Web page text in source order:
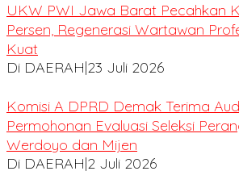
UKW PWI Jawa Barat Pecahkan
Persen, Regenerasi Wartawan
Kuat
Di DAERAH|23 Juli 2026
Komisi A DPRD Demak Terima
Permohonan Evaluasi Seleksi
Werdoyo dan Mijen
Di DAERAH|2 Juli 2026